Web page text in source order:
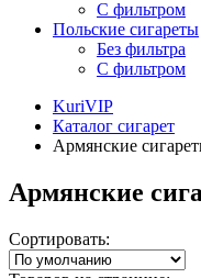
С фильтром
Польские сигареты
Без фильтра
С фильтром
KuriVIP
Каталог сигарет
Армянские
Армянские
Сортировать: